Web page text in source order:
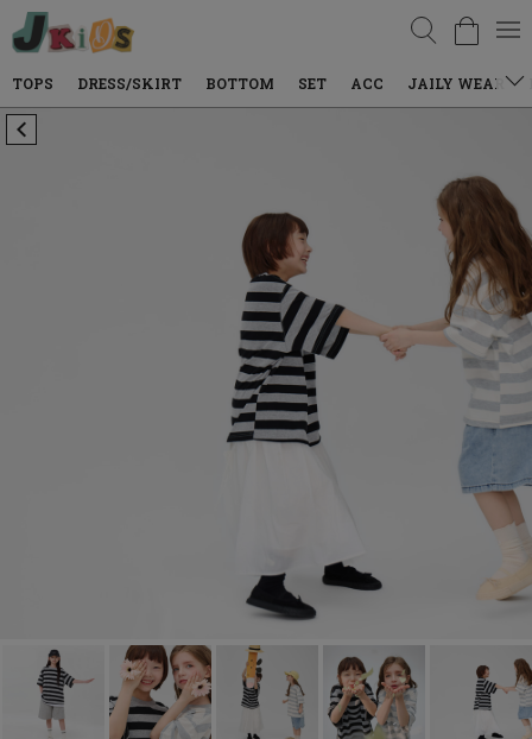
검색
DRESS/SKIRT BOTTOM SET ACC JAILY WEAR DENIM